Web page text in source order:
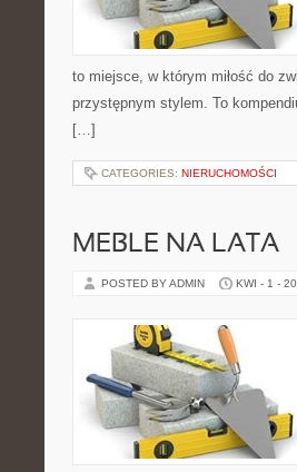
to miejsce, w którym miłość do
przystępnym stylem. To
[…]
CATEGORIES: NIERUCHOMOŚCI
MEBLE NA LATA
POSTED BY ADMIN KWI - 1 -